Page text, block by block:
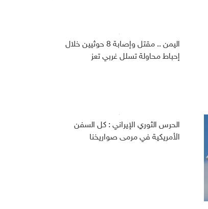
اليمن .. مقتل وإصابة 8 حوثيين خلال
إحباط محاولة تسلل غربي تعز
الحرس الثوري الإيراني : كل السفن
الأمريكية في مرمى صواريخنا